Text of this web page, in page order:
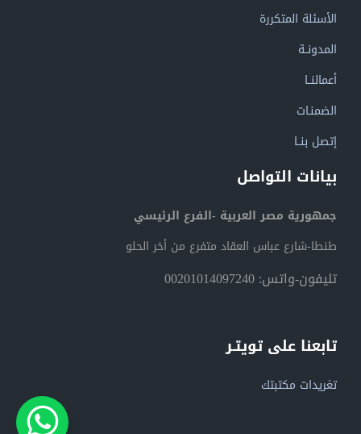
الأسئلة المتكررة
المدونــة
أعمالنــا
الضمنـات
إتصل بنــا
بيانات التواصل
جمهورية مصر العربية -الفرع الرئيسي
طنطا-شارع عباس العقاد متفرع من أخر الحلو
تليفون-واتس: 00201014097240
تابعنا على تويتـر
تغريدات مكتبتك